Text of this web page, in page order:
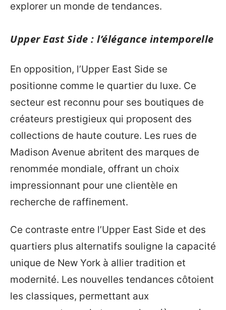
explorer un monde de tendances.
Upper East Side : l’élégance intemporelle
En opposition, l’Upper East Side se
positionne comme le quartier du luxe. Ce
secteur est reconnu pour ses boutiques de
créateurs prestigieux qui proposent des
collections de haute couture. Les rues de
Madison Avenue abritent des marques de
renommée mondiale, offrant un choix
impressionnant pour une clientèle en
recherche de raffinement.
Ce contraste entre l’Upper East Side et des
quartiers plus alternatifs souligne la capacité
unique de New York à allier tradition et
modernité. Les nouvelles tendances côtoient
les classiques, permettant aux